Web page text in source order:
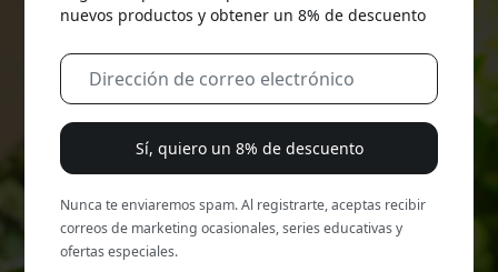
nuevos productos y obtener un 8% de descuento
Sí, quiero un 8% de descuento
Nunca te enviaremos spam. Al registrarte, aceptas recibir
correos de marketing ocasionales, series educativas y
ofertas especiales.